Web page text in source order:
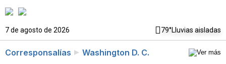
7 de agosto de 2026 79°Lluvias aisladas
Corresponsalías Washington D. C.